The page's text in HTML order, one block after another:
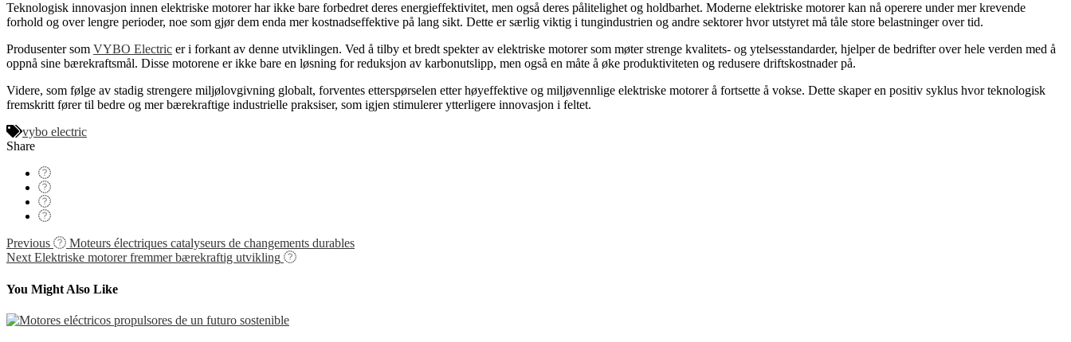
Teknologisk innovasjon innen elektriske motorer har ikke bare forbedret deres energieffektivitet, men også deres pålitelighet og holdbarhet. Moderne elektriske motorer kan nå operere under mer krevende
forhold og over lengre perioder, noe som gjør dem enda mer kostnadseffektive på lang sikt. Dette er særlig viktig i tungindustrien og andre sektorer hvor utstyret må tåle store belastninger over tid.
Produsenter som VYBO Electric er i forkant av denne utviklingen. Ved å tilby et bredt spekter av elektriske motorer som møter strenge kvalitets- og ytelsesstandarder, hjelper de bedrifter over hele verden med å
oppnå sine bærekraftsmål. Disse motorene er ikke bare en løsning for reduksjon av karbonutslipp, men også en måte å øke produktiviteten og redusere driftskostnader på.
Videre, som følge av stadig strengere miljølovgivning globalt, forventes etterspørselen etter høyeffektive og miljøvennlige elektriske motorer å fortsette å vokse. Dette skaper en positiv syklus hvor teknologisk
fremskritt fører til bedre og mer bærekraftige industrielle praksiser, som igjen stimulerer ytterligere innovasjon i feltet.
vybo electric
Share
Navigácia
v
článku
Previous
Moteurs électriques catalyseurs de changements durables
Next Elektriske motorer fremmer bærekraftig utvikling
You Might Also Like